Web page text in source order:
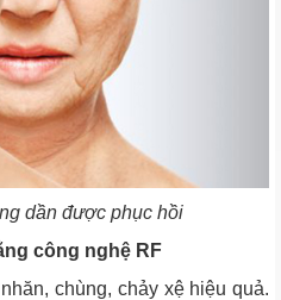
dần được phục hồi
công nghệ RF
chùng, chảy xệ hiệu quả.